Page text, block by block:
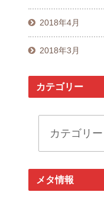
2018年4月
2018年3月
カテゴリー
メタ情報